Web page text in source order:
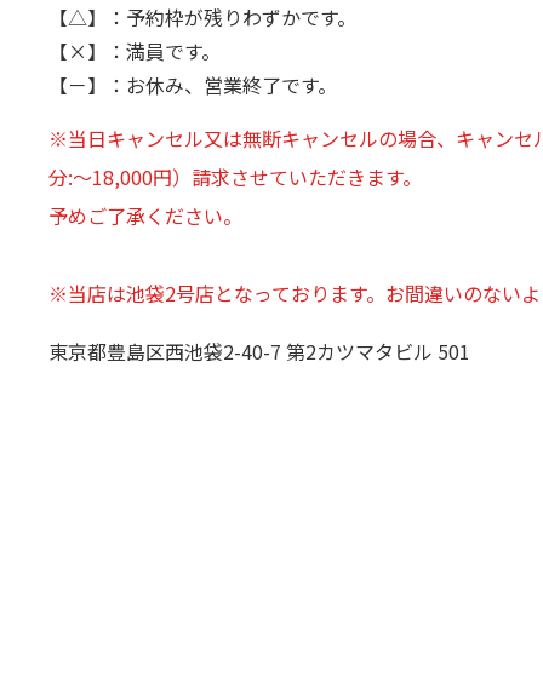
【△】：予約枠が残りわずかです。
【×】：満員です。
【－】：お休み、営業終了です。
※当日キャンセル又は無断キャンセルの場合、キャンセ
分:～18,000円）請求させていただきます。
予めご了承ください。
※当店は池袋2号店となっております。お間違いのない
東京都豊島区西池袋2-40-7 第2カツマタビル 501